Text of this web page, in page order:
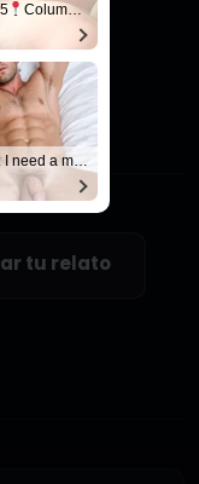
relato
tu relato
Columbus
man for a spicy night...